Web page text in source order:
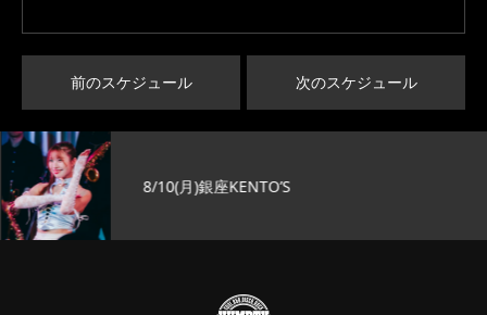
前のスケジュール 次のスケジュール
8/10(月)銀座KENTO’S